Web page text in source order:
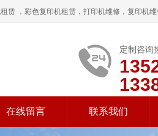
，彩色复印机租赁，打印机维修，复印机
定制咨询
在线留言 联系我们